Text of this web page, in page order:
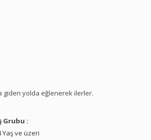
giden yolda eğlenerek ilerler.
Grubu :
Yaş ve üzeri